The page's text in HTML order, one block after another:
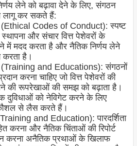
लेने को बढ़ावा देने के लिए, संगठन
लागू कर सकते हैं:
(Ethical Codes of Conduct): स्पष्ट
और संचार वित्त पेशेवरों के
में मदद करता है और नैतिक निर्णय लेने
करता है।
(Training and Educations): संगठनों
करना चाहिए जो वित्त पेशेवरों की
की रूपरेखाओं की समझ को बढ़ाता है।
दुविधाओं को नेविगेट करने के लिए
कौशल से लैस करते हैं।
and Education): पारदर्शिता
करना और नैतिक चिंताओं की रिपोर्ट
करना अनैतिक प्रथाओं के खिलाफ